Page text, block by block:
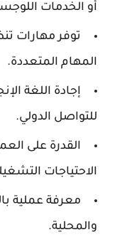
أو الخدمات
توفر مهارات
المهام المتعددة.
إجادة اللغة
للتواصل الدولي.
القدرة على
الاحتياجات
معرفة عملية
والمحلية.